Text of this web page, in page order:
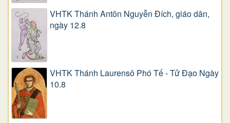
VHTK Thánh Antôn Nguyễn Ðích, giáo dân,
ngày 12.8
VHTK Thánh Laurensô Phó Tế - Tử Đạo Ngày
10.8